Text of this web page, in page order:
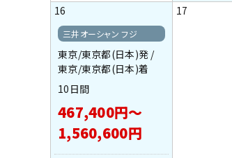
16
三井オーシャン フジ
東京/東京都(日本)発 /
東京/東京都(日本)着
10日間
467,400円～
1,560,600円
17